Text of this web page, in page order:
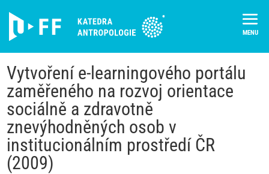
content
Vytvoření e-learningového portálu
zaměřeného na rozvoj orientace
sociálně a zdravotně
znevýhodněných osob v
institucionálním prostředí ČR
(2009)